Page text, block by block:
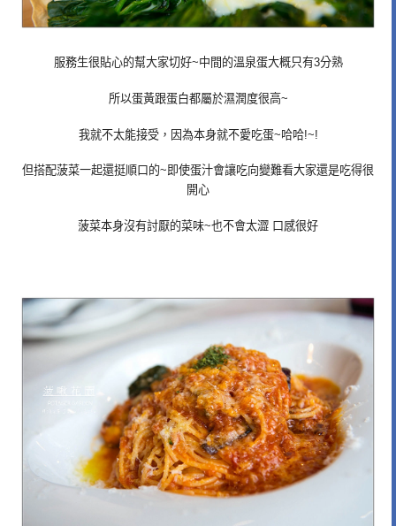
服務生很貼心的幫大家切好~中間的溫泉蛋大概只有3分熟
所以蛋黃跟蛋白都屬於濕潤度很高~
我就不太能接受，因為本身就不愛吃蛋~哈哈!~!
但搭配菠菜一起還挺順口的~即使蛋汁會讓吃向變難看大家還是吃得很
開心
菠菜本身沒有討厭的菜味~也不會太澀 口感很好